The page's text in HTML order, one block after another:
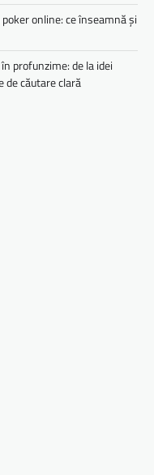
online: ce înseamnă și
profunzime: de la idei
de căutare clară